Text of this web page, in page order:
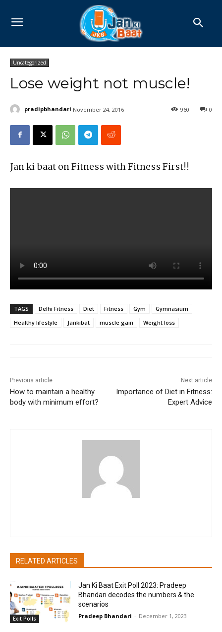
Uncategorized
Lose weight not muscle!
pradipbhandari November 24, 2016 0
960
Jan ki baat on Fitness with Fitness First!!
TAGS Delhi Fitness Diet Fitness Gym
Gymnasium
Healthy lifestyle
Jankibat muscle gain Weight loss
Previous article
How to maintain a healthy
body with minimum effort?
Next article
Importance of Diet in Fitness:
Expert Advice
RELATED ARTICLES
Exit Polls
Jan Ki Baat Exit Poll 2023: Pradeep
Bhandari decodes the numbers & the
scenarios
Pradeep Bhandari - December 1, 2023